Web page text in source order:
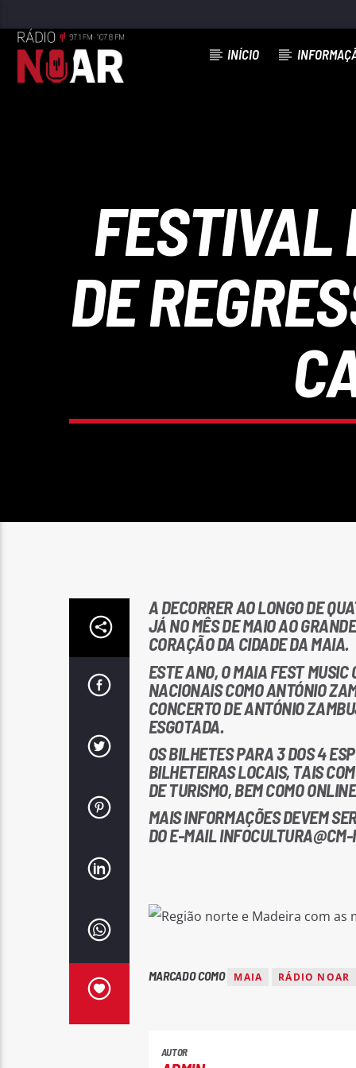
INÍCIO
FESTIVAL
DE
A DECORRER AO LONGO DE
JÁ NO MÊS DE MAIO AO
CORAÇÃO DA CIDADE DA MAIA.
ESTE ANO, O MAIA FEST
NACIONAIS COMO ANTÓNIO
CONCERTO DE ANTÓNIO
ESGOTADA.
OS BILHETES PARA 3 DOS 4
BILHETEIRAS LOCAIS, TAIS
DE TURISMO, BEM COMO
MAIS INFORMAÇÕES DEVEM
DO E-MAIL
MARCADO COMO MAIA RÁDIO NOAR
AUTOR